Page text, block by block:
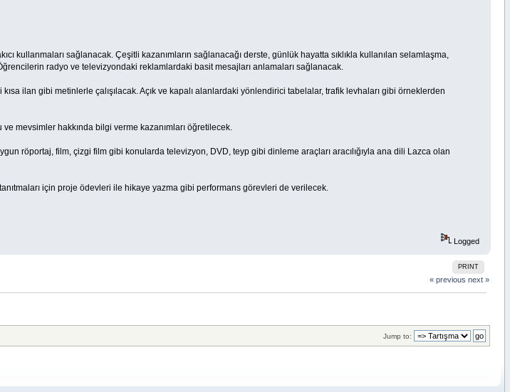
kullanmaları sağlanacak. Çeşitli kazanımların sağlanacağı derste, günlük hayatta sıklıkla kullanılan selamlaşma,
radyo ve televizyondaki reklamlardaki basit mesajları anlamaları sağlanacak.
ilan gibi metinlerle çalışılacak. Açık ve kapalı alanlardaki yönlendirici tabelalar, trafik levhaları gibi örneklerden
mevsimler hakkında bilgi verme kazanımları öğretilecek.
röportaj, film, çizgi film gibi konularda televizyon, DVD, teyp gibi dinleme araçları aracılığıyla ana dili Lazca olan
için proje ödevleri ile hikaye yazma gibi performans görevleri de verilecek.
Logged
PRINT
« previous next »
Jump to: